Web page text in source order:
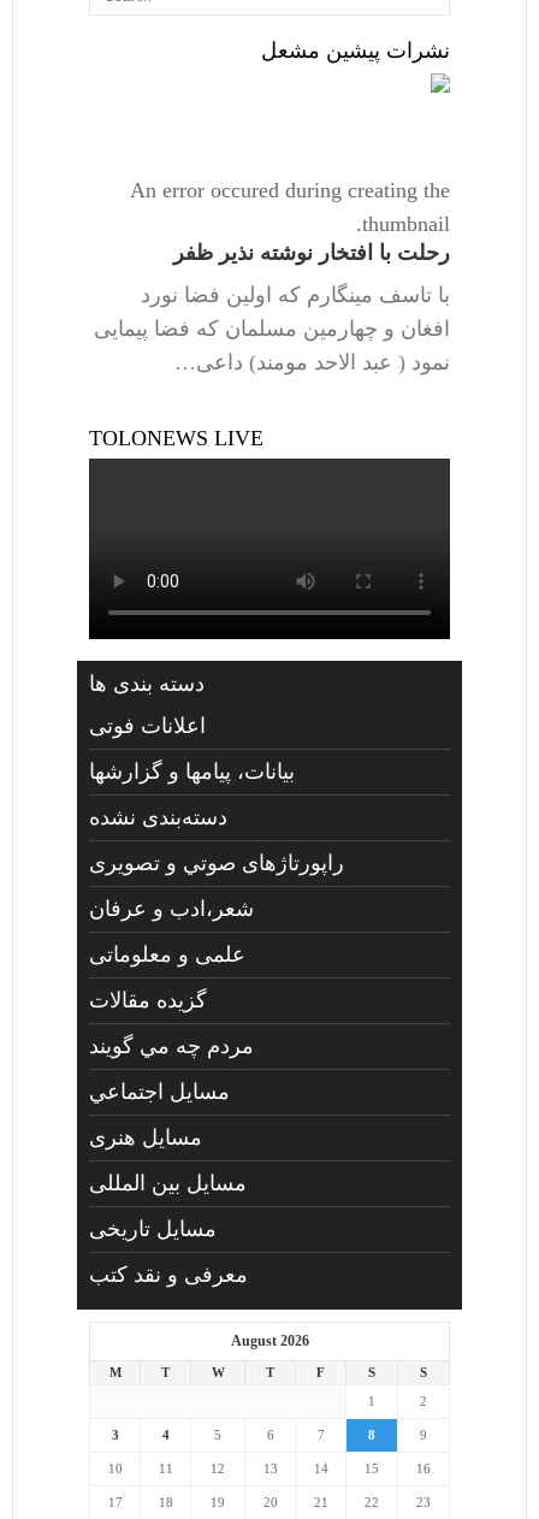
نشرات پیشین مشعل
An error occured during creating the
thumbnail.
رحلت با افتخار نوشته نذیر ظفر
با تاسف مینگارم که اولین فضا نورد
افغان و چهارمین مسلمان که فضا پیمایی
نمود ( عبد الاحد مومند) داعی…
TOLONEWS LIVE
دسته بندی ها
اعلانات فوتی
بیانات، پیامها و گزارشها
دسته‌بندی نشده
راپورتاژهای صوتي و تصويری
شعر،ادب و عرفان
علمی و معلوماتی
گزیده مقالات
مردم چه مي گويند
مسايل اجتماعي
مسايل هنری
مسایل بین المللی
مسایل تاریخی
معرفی و نقد کتب
August 2026
M T W T F S
S
1
2
3 4 5 6 7 8 9
10 11 12 13 14 15 16
17 18 19 20 21 22 23